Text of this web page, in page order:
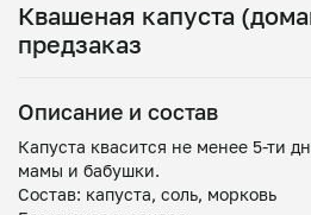
Квашеная капуста
предзаказ
Описание и состав
Капуста квасится не менее 5-ти
мамы и бабушки.
Состав: капуста, соль, морковь